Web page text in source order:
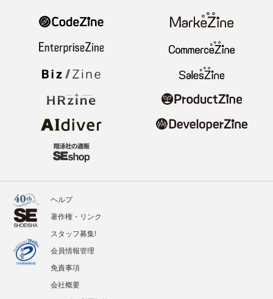
ヘルプ
著作権・リンク
スタッフ募集!
会員情報管理
免責事項
会社概要